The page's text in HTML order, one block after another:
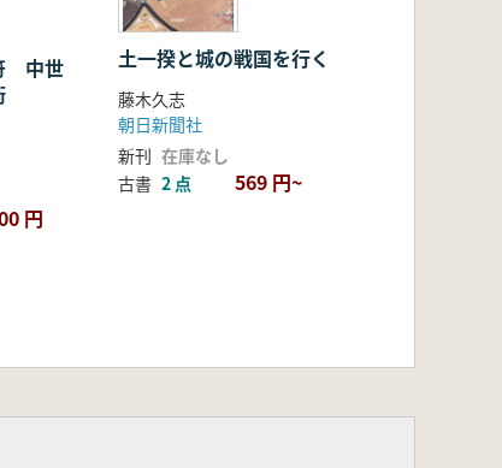
中世
円
土一揆と城の戦国を行く
藤木久志
朝日新聞社
新刊 在庫なし
古書 2 点 569 円~